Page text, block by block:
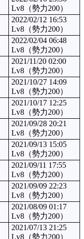
Lv8（勢力200）
2022/02/12 16:53
Lv8（勢力200）
2022/02/04 06:48
Lv8（勢力200）
2021/11/20 02:00
Lv8（勢力200）
2021/10/27 14:09
Lv8（勢力200）
2021/10/17 12:25
Lv8（勢力200）
2021/09/28 20:21
Lv8（勢力200）
2021/09/13 15:05
Lv8（勢力200）
2021/09/11 17:55
Lv8（勢力200）
2021/09/09 22:23
Lv8（勢力200）
2021/08/09 01:17
Lv8（勢力200）
2021/07/13 21:25
Lv8（勢力200）